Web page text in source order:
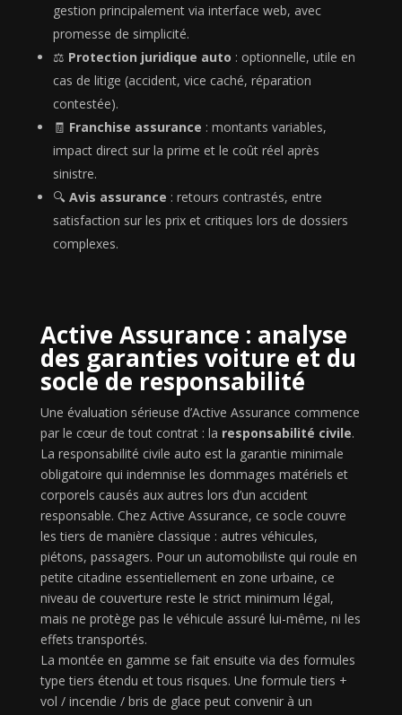
gestion principalement via interface web, avec
promesse de simplicité.
⚖️ Protection juridique auto : optionnelle, utile en
cas de litige (accident, vice caché, réparation
contestée).
🧾 Franchise assurance : montants variables,
impact direct sur la prime et le coût réel après
sinistre.
🔍 Avis assurance : retours contrastés, entre
satisfaction sur les prix et critiques lors de dossiers
complexes.
Active Assurance : analyse
des garanties voiture et du
socle de responsabilité
Une évaluation sérieuse d’Active Assurance commence
par le cœur de tout contrat : la responsabilité civile.
La responsabilité civile auto est la garantie minimale
obligatoire qui indemnise les dommages matériels et
corporels causés aux autres lors d’un accident
responsable. Chez Active Assurance, ce socle couvre
les tiers de manière classique : autres véhicules,
piétons, passagers. Pour un automobiliste qui roule en
petite citadine essentiellement en zone urbaine, ce
niveau de couverture reste le strict minimum légal,
mais ne protège pas le véhicule assuré lui-même, ni les
effets transportés.
La montée en gamme se fait ensuite via des formules
type tiers étendu et tous risques. Une formule tiers +
vol / incendie / bris de glace peut convenir à un